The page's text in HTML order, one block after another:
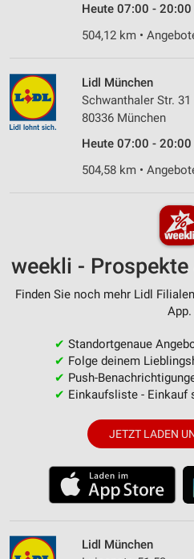
Heute 07:00 - 20:00
504,12 km •
Lidl München
Schwanthaler Str. 31
80336 München
Heute 07:00 - 20:00
504,58 km •
weekli -
Finden Sie noch mehr Lidl
App.
✔ Standortgenaue
✔ Folge deinem
✔ Push-
✔ Einkaufsliste - Einkauf
JETZT LADEN
Lidl München